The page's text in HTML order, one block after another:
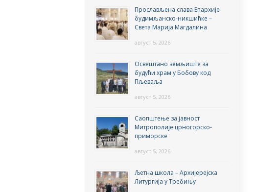
Прослављена слава Епархије
будимљанско-никшићке –
Света Марија Магдалина
август 5, 2026
Освештано земљиште за
будући храм у Бобову код
Пљеваља
август 5, 2026
Саопштење за јавност
Митрополије црногорско-
приморске
август 5, 2026
Љетна школа – Архијерејска
Литургија у Требињу